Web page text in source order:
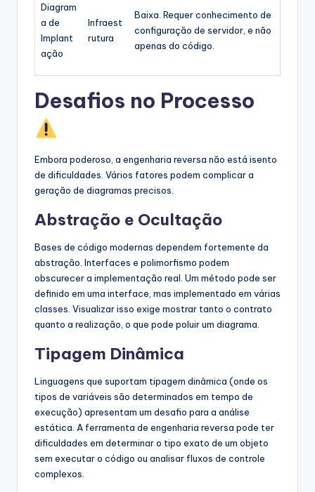
Diagram
a de
Implant
ação
Infraest
rutura
Baixa. Requer conhecimento de
configuração de servidor, e não
apenas do código.
Desafios no Processo
Embora poderoso, a engenharia reversa não está isento
de dificuldades. Vários fatores podem complicar a
geração de diagramas precisos.
Abstração e Ocultação
Bases de código modernas dependem fortemente da
abstração. Interfaces e polimorfismo podem
obscurecer a implementação real. Um método pode ser
definido em uma interface, mas implementado em várias
classes. Visualizar isso exige mostrar tanto o contrato
quanto a realização, o que pode poluir um diagrama.
Tipagem Dinâmica
Linguagens que suportam tipagem dinâmica (onde os
tipos de variáveis são determinados em tempo de
execução) apresentam um desafio para a análise
estática. A ferramenta de engenharia reversa pode ter
dificuldades em determinar o tipo exato de um objeto
sem executar o código ou analisar fluxos de controle
complexos.